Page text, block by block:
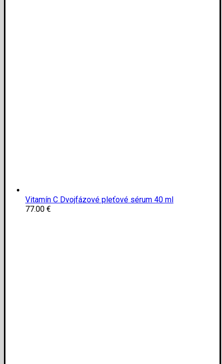
Vitamín C Dvojfázové pleťové sérum 40 ml
77.00 €